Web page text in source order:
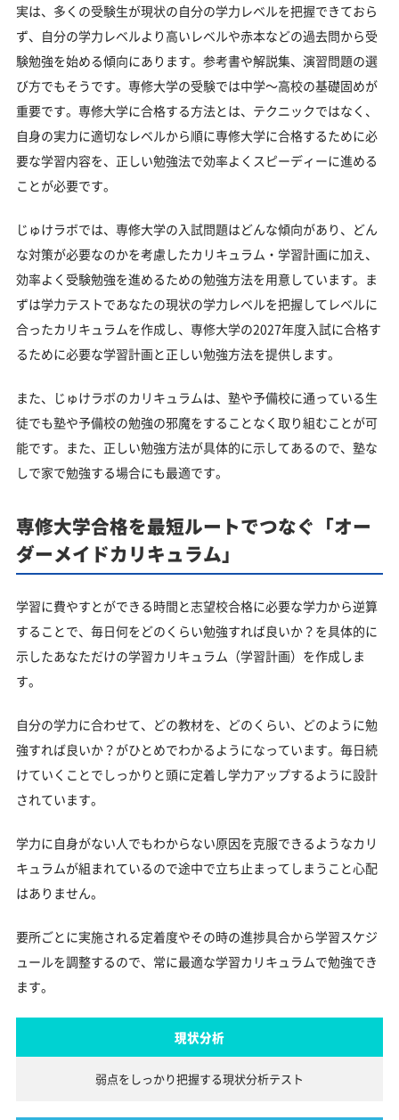
実は、多くの受験生が現状の自分の学力レベルを把握できておら
ず、自分の学力レベルより高いレベルや赤本などの過去問から受
験勉強を始める傾向にあります。参考書や解説集、演習問題の選
び方でもそうです。専修大学の受験では中学～高校の基礎固めが
重要です。専修大学に合格する方法とは、テクニックではなく、
自身の実力に適切なレベルから順に専修大学に合格するために必
要な学習内容を、正しい勉強法で効率よくスピーディーに進める
ことが必要です。
じゅけラボでは、専修大学の入試問題はどんな傾向があり、どん
な対策が必要なのかを考慮したカリキュラム・学習計画に加え、
効率よく受験勉強を進めるための勉強方法を用意しています。ま
ずは学力テストであなたの現状の学力レベルを把握してレベルに
合ったカリキュラムを作成し、専修大学の2027年度入試に合格す
るために必要な学習計画と正しい勉強方法を提供します。
また、じゅけラボのカリキュラムは、塾や予備校に通っている生
徒でも塾や予備校の勉強の邪魔をすることなく取り組むことが可
能です。また、正しい勉強方法が具体的に示してあるので、塾な
しで家で勉強する場合にも最適です。
専修大学合格を最短ルートでつなぐ「オー
ダーメイドカリキュラム」
学習に費やすとができる時間と志望校合格に必要な学力から逆算
することで、毎日何をどのくらい勉強すれば良いか？を具体的に
示したあなただけの学習カリキュラム（学習計画）を作成しま
す。
自分の学力に合わせて、どの教材を、どのくらい、どのように勉
強すれば良いか？がひとめでわかるようになっています。毎日続
けていくことでしっかりと頭に定着し学力アップするように設計
されています。
学力に自身がない人でもわからない原因を克服できるようなカリ
キュラムが組まれているので途中で立ち止まってしまうこと心配
はありません。
要所ごとに実施される定着度やその時の進捗具合から学習スケジ
ュールを調整するので、常に最適な学習カリキュラムで勉強でき
ます。
現状分析
弱点をしっかり把握する現状分析テスト